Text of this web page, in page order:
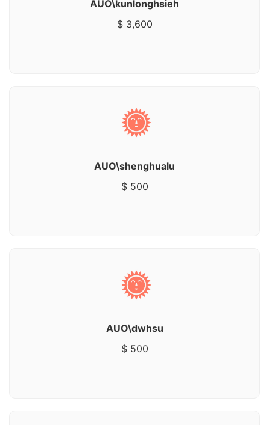
AUO\kunlonghsieh
$ 3,600
AUO\shenghualu
$ 500
AUO\dwhsu
$ 500